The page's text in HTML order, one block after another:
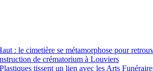
: le cimetière se métamorphose pour
de crématorium à Louviers
tissent un lien avec les Arts